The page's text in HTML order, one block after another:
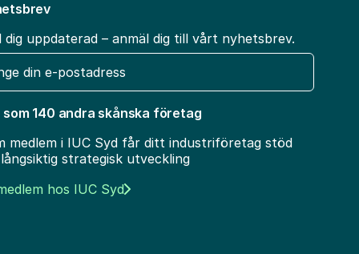
dig uppdaterad – anmäl dig till vårt nyhetsbrev.
som 140 andra skånska företag
medlem i IUC Syd får ditt industriföretag stöd
strategisk utveckling
hos IUC Syd